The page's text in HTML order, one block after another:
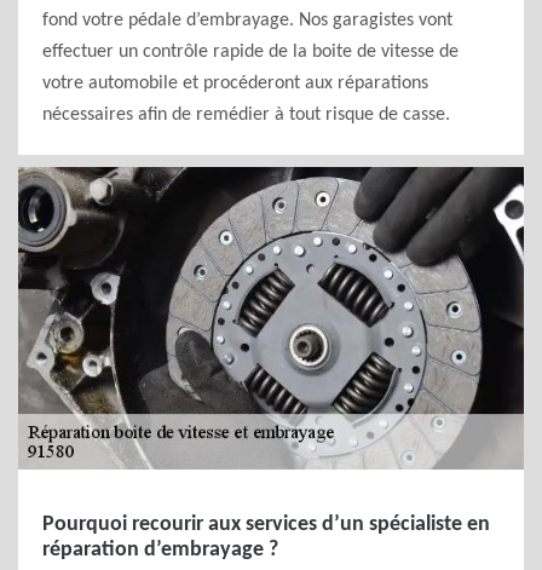
fond votre pédale d’embrayage. Nos garagistes vont
effectuer un contrôle rapide de la boite de vitesse de
votre automobile et procéderont aux réparations
nécessaires afin de remédier à tout risque de casse.
Pourquoi recourir aux services d’un spécialiste en
réparation d’embrayage ?